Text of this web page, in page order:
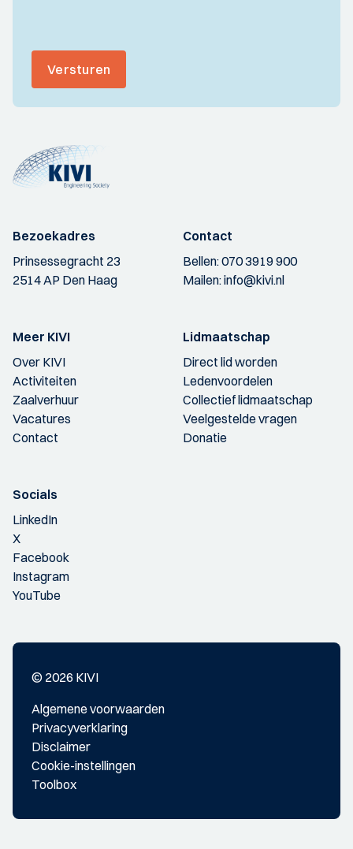
Versturen
Bezoekadres
Prinsessegracht 23
2514 AP Den Haag
Contact
Bellen:070 3919 900
Mailen:info@kivi.nl
Meer KIVI
Over KIVI
Activiteiten
Zaalverhuur
Vacatures
Contact
Lidmaatschap
Direct lid worden
Ledenvoordelen
Collectief lidmaatschap
Veelgestelde vragen
Donatie
Socials
LinkedIn
X
Facebook
Instagram
YouTube
© 2026 KIVI
Algemene voorwaarden
Privacyverklaring
Disclaimer
Cookie-instellingen
Toolbox